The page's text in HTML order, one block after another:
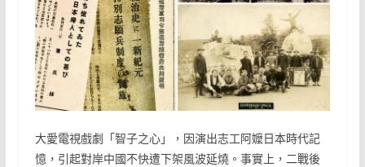
大愛電視戲劇「智子之心」，因演出志工阿嬤日本時代記
憶，引起對岸中國不快遭下架風波延燒。事實上，二戰後